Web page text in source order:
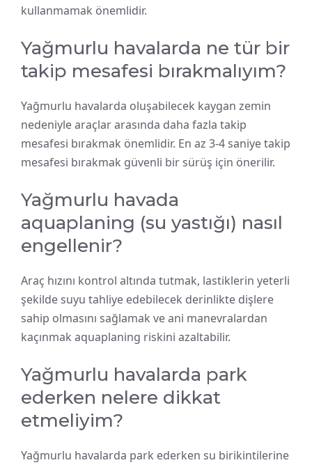
kullanmamak önemlidir.
Yağmurlu havalarda ne tür bir
takip mesafesi bırakmalıyım?
Yağmurlu havalarda oluşabilecek kaygan zemin
nedeniyle araçlar arasında daha fazla takip
mesafesi bırakmak önemlidir. En az 3-4 saniye takip
mesafesi bırakmak güvenli bir sürüş için önerilir.
Yağmurlu havada
aquaplaning (su yastığı) nasıl
engellenir?
Araç hızını kontrol altında tutmak, lastiklerin yeterli
şekilde suyu tahliye edebilecek derinlikte dişlere
sahip olmasını sağlamak ve ani manevralardan
kaçınmak aquaplaning riskini azaltabilir.
Yağmurlu havalarda park
ederken nelere dikkat
etmeliyim?
Yağmurlu havalarda park ederken su birikintilerine